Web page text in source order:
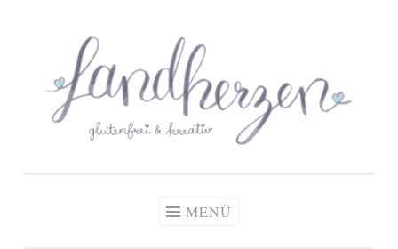
springen
Zöliakie, glutenfreie Ernährung
MENÜ